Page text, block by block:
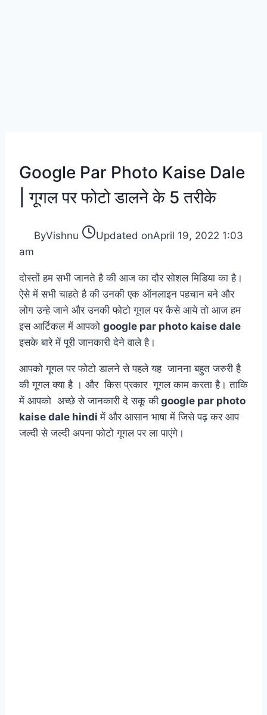
Google Par Photo Kaise Dale
| गूगल पर फोटो डालने के 5 तरीके
ByVishnu Updated onApril 19, 2022 1:03
am
दोस्तों हम सभी जानते है की आज का दौर सोशल मिडिया का है।
ऐसे में सभी चाहते है की उनकी एक ऑनलाइन पहचान बने और
लोग उन्हे जाने और उनकी फोटो गूगल पर कैसे आये तो आज हम
इस आर्टिकल में आपको google par photo kaise dale
इसके बारे में पूरी जानकारी देने वाले है।
आपको गूगल पर फोटो डालने से पहले यह जानना बहुत जरुरी है
की गूगल क्या है । और किस प्रकार गूगल काम करता है। ताकि
में आपको अच्छे से जानकारी दे सकू की google par photo
kaise dale hindiमें और आसान भाषा में जिसे पढ़ कर आप
जल्दी से जल्दी अपना फोटो गूगल पर ला पाएंगे।